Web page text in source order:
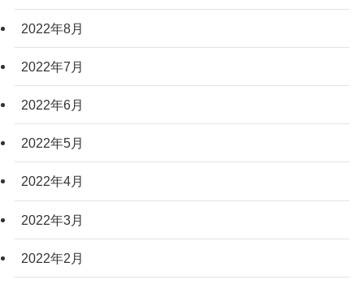
2022年8月
2022年7月
2022年6月
2022年5月
2022年4月
2022年3月
2022年2月